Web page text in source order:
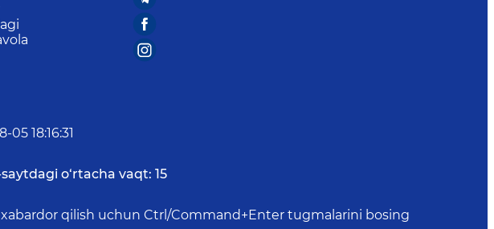
05 18:16:31
o‘rtacha vaqt: 15
qilish uchun Ctrl/Command+Enter tugmalarini bosing